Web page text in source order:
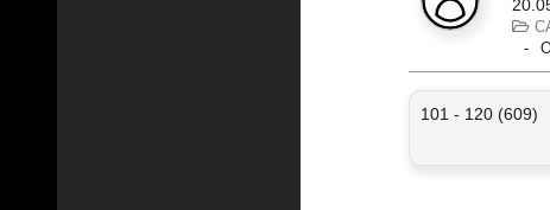
101 - 120 (609)